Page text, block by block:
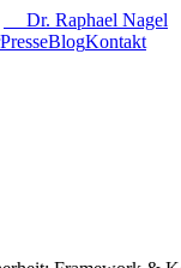
Dr. Raphael Nagel
PresseBlogKontakt